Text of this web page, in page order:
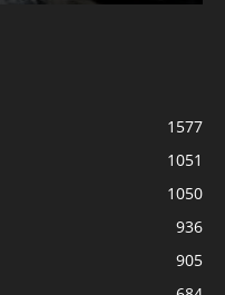
1577
1051
1050
936
905